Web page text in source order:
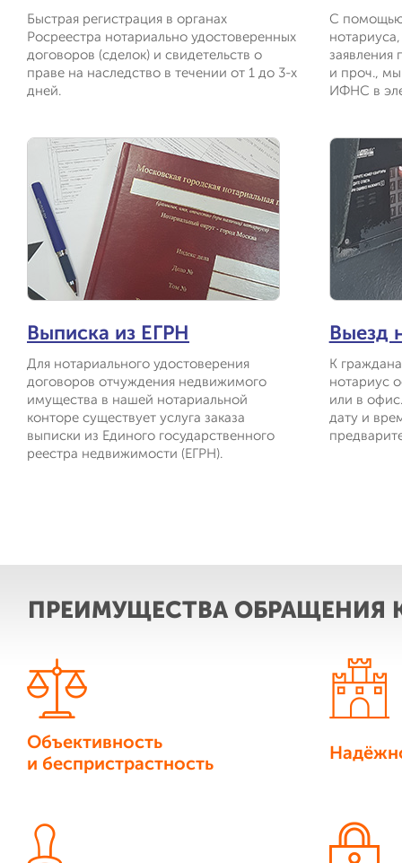
Быстрая регистрация в органах
Росреестра нотариально удостоверенных
договоров (сделок) и свидетельств о
праве на наследство в течении от 1 до 3-х
дней.
С помощью
заявления
и проч.,
ИФНС в
Выписка из ЕГРН
Для нотариального удостоверения
договоров отчуждения недвижимого
имущества в нашей нотариальной
конторе существует услуга заказа
выписки из Единого государственного
реестра недвижимости (ЕГРН).
Выезд
К
нотариус
или в
дату и
ПРЕИМУЩЕСТВА ОБРАЩЕНИЯ
Объективность
и беспристрастность